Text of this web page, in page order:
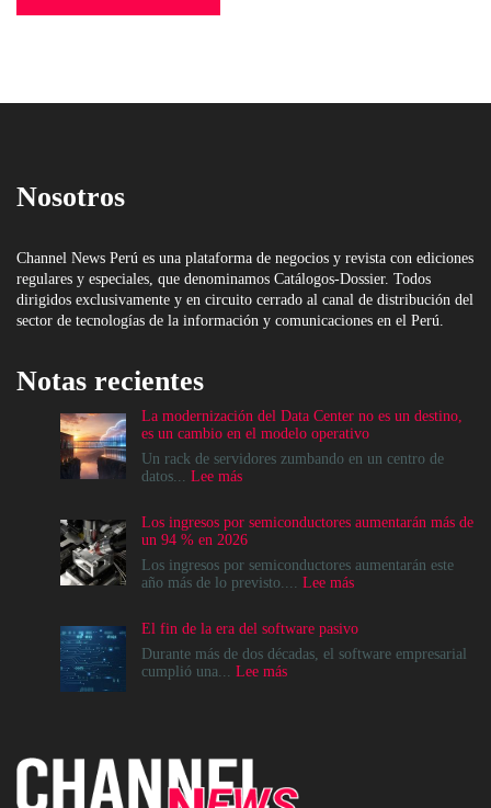
Nosotros
Channel News Perú es una plataforma de negocios y revista con ediciones
regulares y especiales, que denominamos Catálogos-Dossier. Todos
dirigidos exclusivamente y en circuito cerrado al canal de distribución del
sector de tecnologías de la información y comunicaciones en el Perú.
Notas recientes
La modernización del Data Center no es un destino,
es un cambio en el modelo operativo
Un rack de servidores zumbando en un centro de
datos... Lee más:
del
Data
Center
no
destino,
es
un
operativo
Los ingresos por semiconductores aumentarán más de
un 94 % en 2026
Los ingresos por semiconductores aumentarán este
año más de lo previsto.... Lee más:
por
semiconductores
El fin de la era del software pasivo
Durante más de dos décadas, el software empresarial
cumplió una... Lee más:
software